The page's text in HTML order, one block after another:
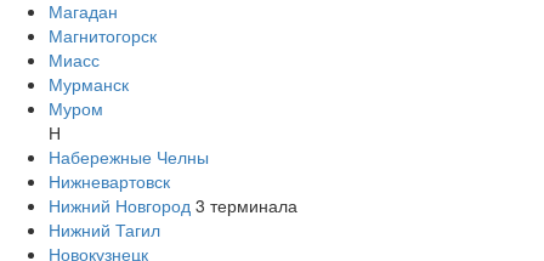
Магадан
Магнитогорск
Миасс
Мурманск
Муром
Н
Набережные Челны
Нижневартовск
Нижний Новгород 3 терминала
Нижний Тагил
Новокузнецк